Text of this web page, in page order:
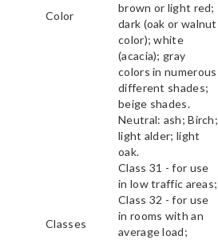
Color
brown or light red;
dark (oak or walnut
color); white
(acacia); gray
colors in numerous
different shades;
beige shades.
Neutral: ash; Birch;
light alder; light
oak.
Classes
Class 31 - for use
in low traffic areas;
Class 32 - for use
in rooms with an
average load;